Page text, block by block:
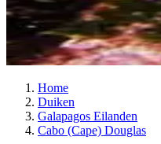
Home
Duiken
Galapagos Eilanden
Cabo (Cape) Douglas